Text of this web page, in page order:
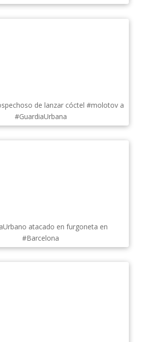
de lanzar cóctel #molotov a
#GuardiaUrbana
atacado en furgoneta en
#Barcelona